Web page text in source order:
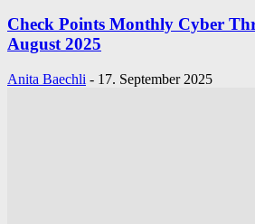
Check Points Monthly Cyber
August 2025
Anita Baechli - 17. September 2025